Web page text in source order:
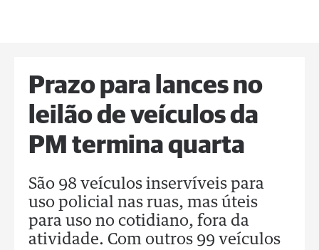
Prazo para lances no
leilão de veículos da
PM termina quarta
São 98 veículos inservíveis para
uso policial nas ruas, mas úteis
para uso no cotidiano, fora da
atividade. Com outros 99 veículos